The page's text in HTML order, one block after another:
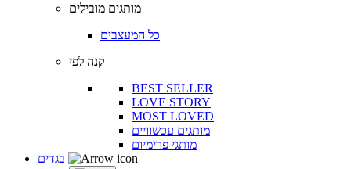
מותגים מובילים
כל המעצבים
קנה לפי
BEST SELLER
LOVE STORY
MOST LOVED
מותגים עכשוויים
מותגי פרימיום